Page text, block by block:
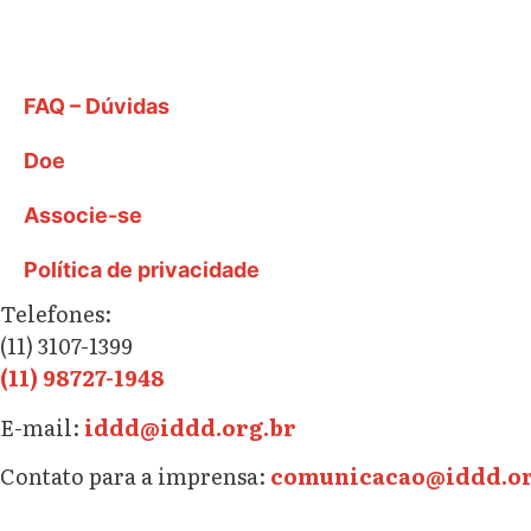
FAQ – Dúvidas
Doe
Associe-se
Política de privacidade
Telefones:
(11) 3107-1399
(11) 98727-1948
E-mail: iddd@iddd.org.br
Contato para a imprensa: